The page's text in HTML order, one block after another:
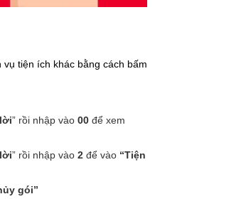
tiện ích khác bằng cách bấm
” rồi nhập vào 00 để xem
” rồi nhập vào 2 để vào “Tiện
gói”